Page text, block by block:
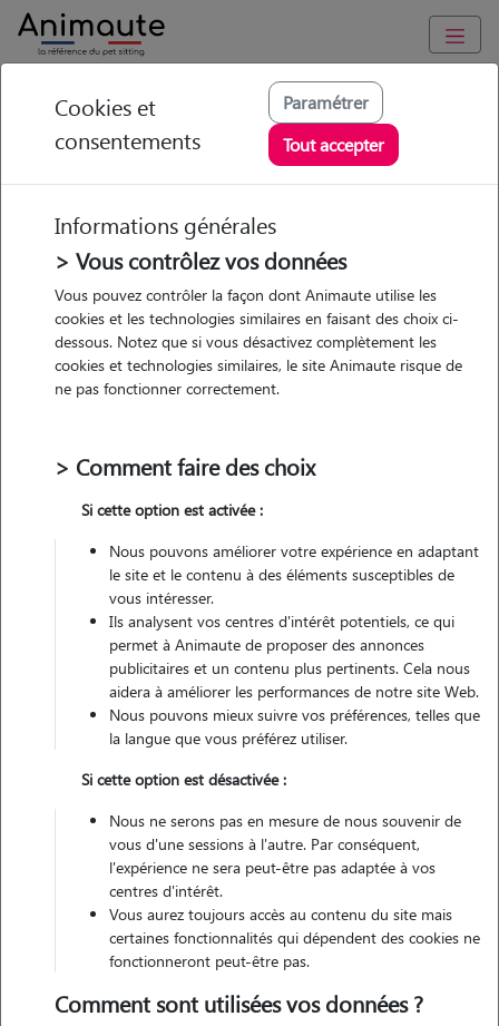
Animaute Occitanie Saint-André-de-Sangonis
Mélanie - Petsitter à
ST ANDRE DE
SANGONIS
• 35 ans
Garde
chez le Pet Sitter
Véhiculé
Contacter
L'envoi d'une demande est sans engagement
Cookies et
consentements
Paramétrer
Tout accepter
Informations générales
> Vous contrôlez vos données
Vous pouvez contrôler la façon dont Animaute utilise les
cookies et les technologies similaires en faisant des choix ci-
dessous. Notez que si vous désactivez complètement les
cookies et technologies similaires, le site Animaute risque de
ne pas fonctionner correctement.
> Comment faire des choix
Si cette option est activée :
Nous pouvons améliorer votre expérience en adaptant
le site et le contenu à des éléments susceptibles de
vous intéresser.
Ils analysent vos centres d'intérêt potentiels, ce qui
permet à Animaute de proposer des annonces
publicitaires et un contenu plus pertinents. Cela nous
aidera à améliorer les performances de notre site Web.
Nous pouvons mieux suivre vos préférences, telles que
la langue que vous préférez utiliser.
Si cette option est désactivée :
Nous ne serons pas en mesure de nous souvenir de
vous d'une sessions à l'autre. Par conséquent,
l'expérience ne sera peut-être pas adaptée à vos
centres d'intérêt.
Vous aurez toujours accès au contenu du site mais
certaines fonctionnalités qui dépendent des cookies ne
fonctionneront peut-être pas.
Comment sont utilisées vos données ?